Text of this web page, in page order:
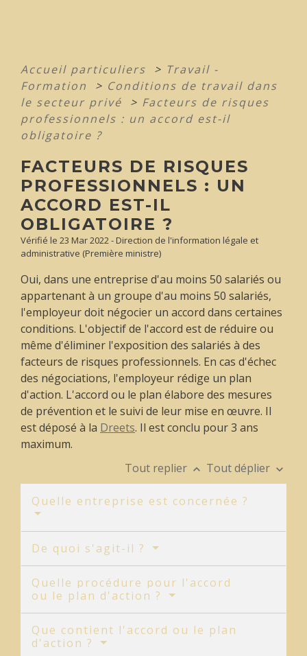
Accueil particuliers > Travail -
Formation
> Conditions de travail dans
le secteur privé
> Facteurs de risques
professionnels : un accord est-il
obligatoire ?
FACTEURS DE RISQUES
PROFESSIONNELS : UN
ACCORD EST-IL
OBLIGATOIRE ?
Vérifié le 23 Mar 2022 - Direction de l'information légale et
administrative (Première ministre)
Oui, dans une entreprise d'au moins 50 salariés ou
appartenant à un groupe d'au moins 50 salariés,
l'employeur doit négocier un accord dans certaines
conditions. L'objectif de l'accord est de réduire ou
même d'éliminer l'exposition des salariés à des
facteurs de risques professionnels. En cas d'échec
des négociations, l'employeur rédige un plan
d'action. L'accord ou le plan élabore des mesures
de prévention et le suivi de leur mise en œuvre. Il
est déposé à la Dreets. Il est conclu pour 3 ans
maximum.
Tout replier keyboard_arrow_up Tout déplier keyboard_arrow_down
Quelle entreprise est concernée ?
De quoi s'agit-il ?
Quelle procédure pour l'accord
ou le plan d'action ?
Que contient l'accord ou le plan
d'action ?